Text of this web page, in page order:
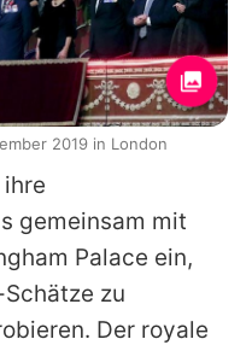
gemeinsam mit
Palace ein,
zu
Der royale
2019 in London